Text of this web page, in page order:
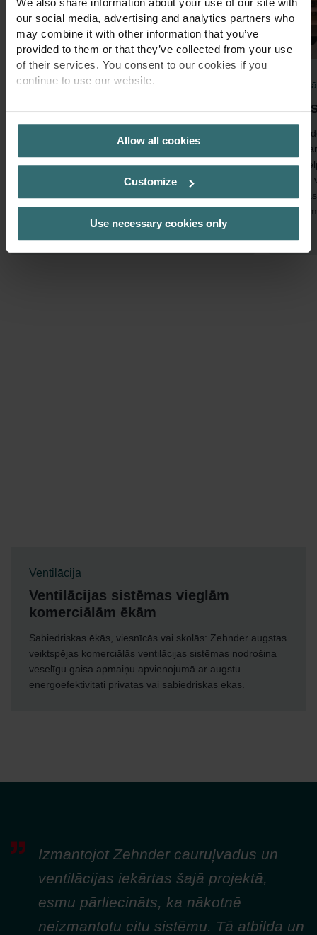
We also share information about your use of our site with
our social media, advertising and analytics partners who
may combine it with other information that you’ve
provided to them or that they’ve collected from your use
of their services. You consent to our cookies if you
continue to use our website.
PRIVACY POLICY
Allow all cookies
Customize
Use necessary cookies only
Ventilācija
Centrālā ventilācija ar siltuma
atgūšanu
izmantojot gaisa sadales sistēmu, gaiss tiek
izvadīts pareizajā vietā. Mājā jau esošais
siltums vai aukstums tiek atgūts. Šādā veidā
spēj
Ventilācija
Ventilācijas sistēmas vieglām
komerciālām ēkām
Sabiedriskas ēkās, viesnīcās vai skolās: Zehnder augstas
veiktspējas komerciālās ventilācijas sistēmas nodrošina
veselīgu gaisa apmaiņu apvienojumā ar augstu
energoefektivitāti privātās vai sabiedriskās ēkās.
Izmantojot Zehnder cauruļvadus un
ventilācijas iekārtas šajā projektā,
esmu pārliecināts, ka nākotnē
neizmantotu citu sistēmu. Tā atbilda un